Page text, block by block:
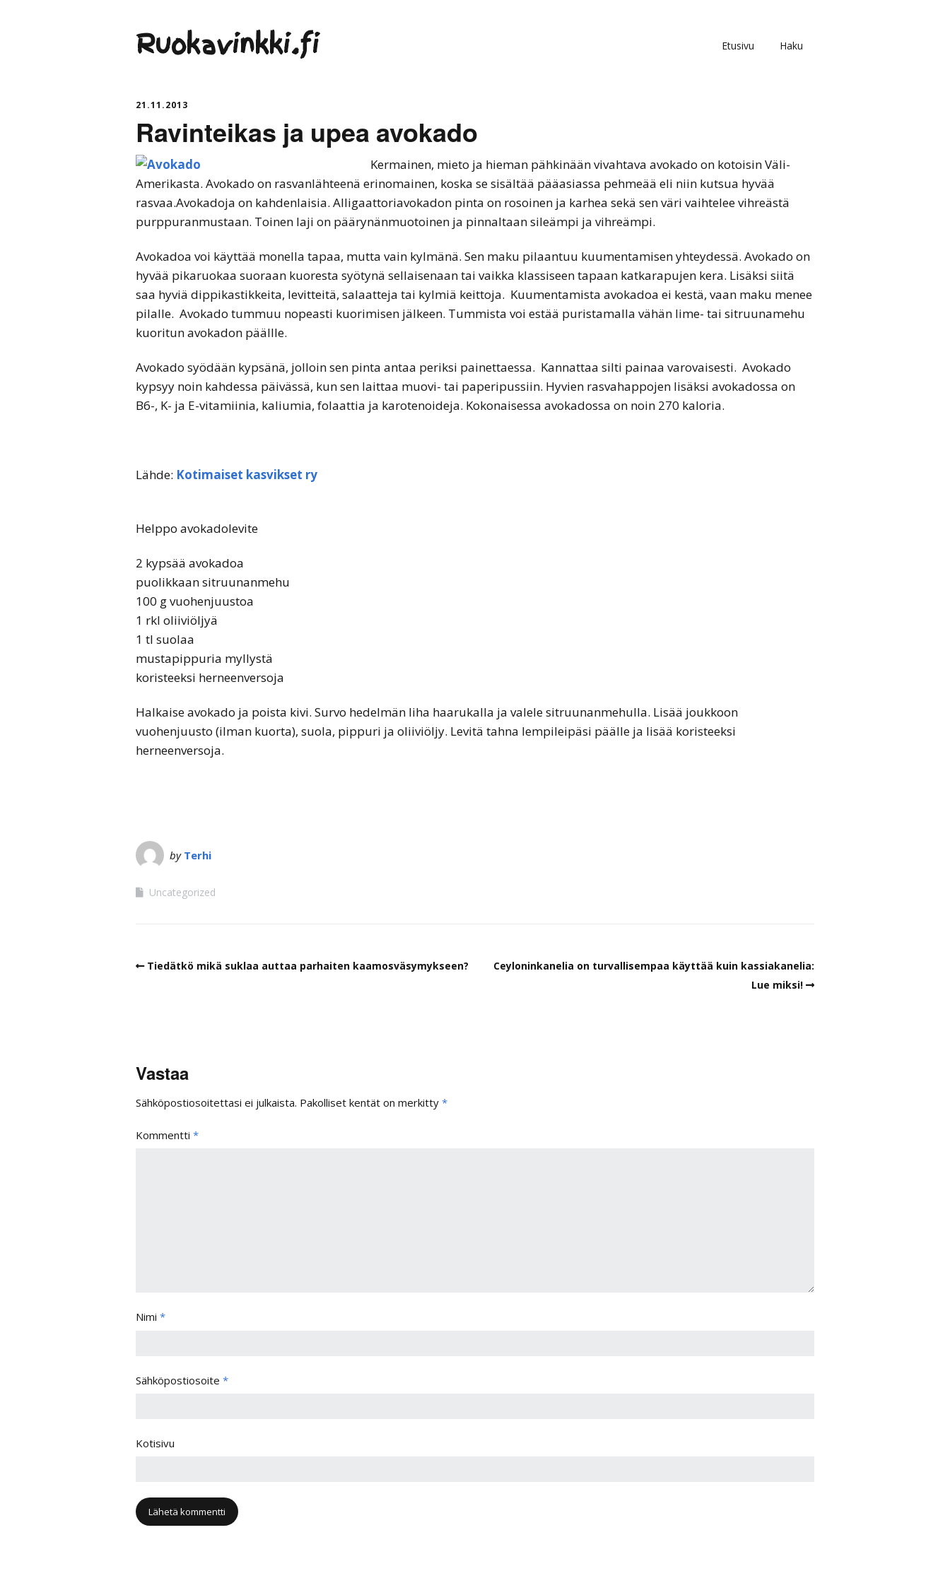
Ruokavinkki.fi Etusivu Haku
21.11.2013
Ravinteikas ja upea avokado
Kermainen, mieto ja hieman pähkinään vivahtava avokado on kotoisin Väli-
Amerikasta. Avokado on rasvanlähteenä erinomainen, koska se sisältää pääasiassa pehmeää eli niin kutsua hyvää
rasvaa.Avokadoja on kahdenlaisia. Alligaattoriavokadon pinta on rosoinen ja karhea sekä sen väri vaihtelee vihreästä
purppuranmustaan. Toinen laji on päärynänmuotoinen ja pinnaltaan sileämpi ja vihreämpi.
Avokadoa voi käyttää monella tapaa, mutta vain kylmänä. Sen maku pilaantuu kuumentamisen yhteydessä. Avokado on
hyvää pikaruokaa suoraan kuoresta syötynä sellaisenaan tai vaikka klassiseen tapaan katkarapujen kera. Lisäksi siitä
saa hyviä dippikastikkeita, levitteitä, salaatteja tai kylmiä keittoja. Kuumentamista avokadoa ei kestä, vaan maku menee
pilalle. Avokado tummuu nopeasti kuorimisen jälkeen. Tummista voi estää puristamalla vähän lime- tai sitruunamehu
kuoritun avokadon päällle.
Avokado syödään kypsänä, jolloin sen pinta antaa periksi painettaessa. Kannattaa silti painaa varovaisesti. Avokado
kypsyy noin kahdessa päivässä, kun sen laittaa muovi- tai paperipussiin. Hyvien rasvahappojen lisäksi avokadossa on
B6-, K- ja E-vitamiinia, kaliumia, folaattia ja karotenoideja. Kokonaisessa avokadossa on noin 270 kaloria.
Lähde: Kotimaiset kasvikset ry
Helppo avokadolevite
2 kypsää avokadoa
puolikkaan sitruunanmehu
100 g vuohenjuustoa
1 rkl oliiviöljyä
1 tl suolaa
mustapippuria myllystä
koristeeksi herneenversoja
Halkaise avokado ja poista kivi. Survo hedelmän liha haarukalla ja valele sitruunanmehulla. Lisää joukkoon
vuohenjuusto (ilman kuorta), suola, pippuri ja oliiviöljy. Levitä tahna lempileipäsi päälle ja lisää koristeeksi
herneenversoja.
by Terhi
Uncategorized
Tiedätkö mikä suklaa auttaa parhaiten kaamosväsymykseen?
Ceyloninkanelia on turvallisempaa käyttää kuin kassiakanelia:
Lue miksi!
Vastaa
Sähköpostiosoitettasi ei julkaista. Pakolliset kentät on merkitty *
Kommentti *
Nimi *
Sähköpostiosoite *
Kotisivu